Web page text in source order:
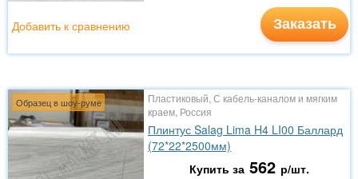
Заказать
Добавить к сравнению
Образец в шоу-руме
Пластиковый, С кабель-каналом и мягким
краем, Россия
Плинтус Salag Lima H4 LI00 Баллард
(72*22*2500мм)
Купить за 562 р/шт.